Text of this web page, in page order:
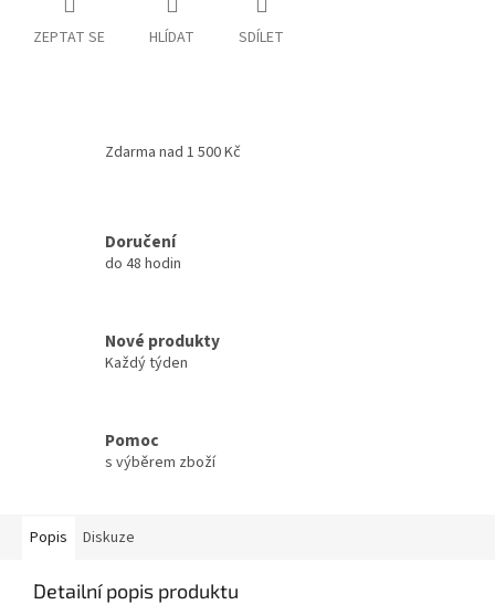
ZEPTAT SE HLÍDAT SDÍLET
Zdarma nad 1 500 Kč
Doručení
do 48 hodin
Nové produkty
Každý týden
Pomoc
s výběrem zboží
Popis Diskuze
Detailní popis produktu